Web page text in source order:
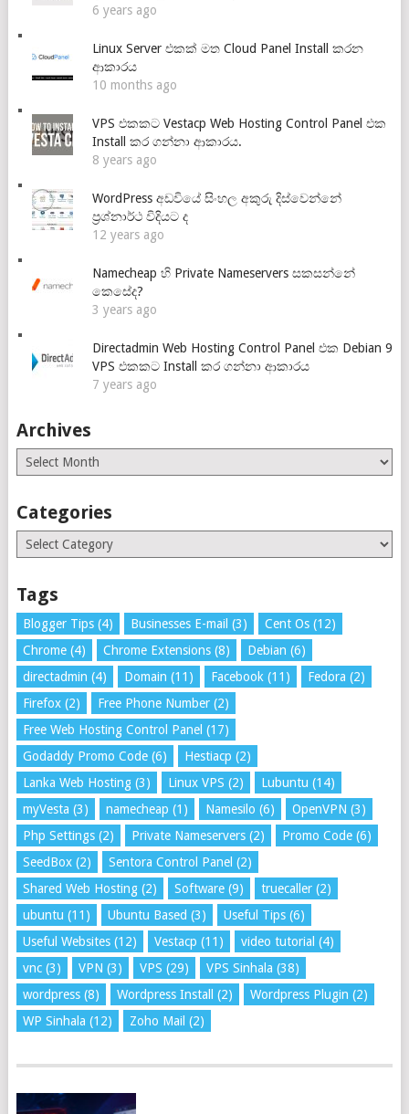
6 years ago
Linux Server එකක් මත Cloud Panel Install කරන
ආකාරය
10 months ago
VPS එකකට Vestacp Web Hosting Control Panel එක
Install කර ගන්නා ආකාරය.
8 years ago
WordPress අඩවියේ සිංහල අකුරු දිස්වෙන්නේ
ප්‍රශ්නාර්ථ විදියට ද
12 years ago
Namecheap හි Private Nameservers සකසන්නේ
කෙසේද?
3 years ago
Directadmin Web Hosting Control Panel එක Debian 9
VPS එකකට Install කර ගන්නා ආකාරය
7 years ago
Archives
Archives
Categories
Categories
Tags
Blogger Tips(4) Businesses E-mail (3) Cent Os(12)
Chrome(4) Chrome Extensions(8) Debian (6)
directadmin (4) Domain (11) Facebook (11) Fedora (2)
Firefox(2) Free Phone Number(2)
Free Web Hosting Control Panel (17)
Godaddy Promo Code(6) Hestiacp (2)
Lanka Web Hosting(3) Linux VPS (2) Lubuntu (14)
myVesta (3) namecheap (1) Namesilo (6) OpenVPN (3)
Php Settings(2) Private Nameservers(2) Promo Code(6)
SeedBox(2) Sentora Control Panel (2)
Shared Web Hosting(2) Software(9) truecaller(2)
ubuntu (11) Ubuntu Based (3) Useful Tips(6)
Useful Websites(12) Vestacp (11) video tutorial (4)
vnc(3) VPN (3) VPS (29) VPS Sinhala (38)
wordpress(8) Wordpress Install (2) Wordpress Plugin (2)
WP Sinhala (12) Zoho Mail (2)